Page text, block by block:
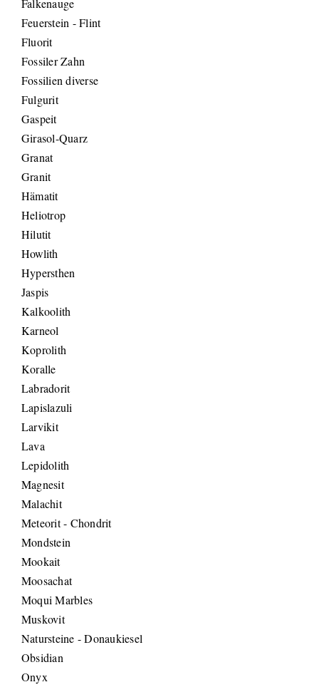
Feuerstein - Flint
Fluorit
Fossiler Zahn
Fossilien diverse
Fulgurit
Gaspeit
Girasol-Quarz
Granat
Granit
Hämatit
Heliotrop
Hilutit
Howlith
Hypersthen
Jaspis
Kalkoolith
Karneol
Koprolith
Koralle
Labradorit
Lapislazuli
Larvikit
Lava
Lepidolith
Magnesit
Malachit
Meteorit - Chondrit
Mondstein
Mookait
Moosachat
Moqui Marbles
Muskovit
Natursteine - Donaukiesel
Obsidian
Onyx